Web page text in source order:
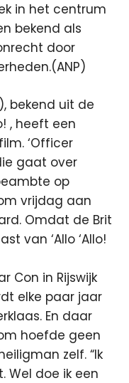
in het centrum
bekend als
door
bekend uit de
, heeft een
‘Officer
gaat over
op
vrijdag aan
Omdat de Brit
van ‘Allo ‘Allo!
Con in Rijswijk
elke paar jaar
En daar
hoefde geen
zelf. “Ik
Wel doe ik een